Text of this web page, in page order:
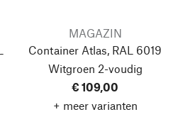
MAGAZIN
Container Atlas, RAL 6019
Witgroen 2-voudig
€ 109,00
+ meer varianten